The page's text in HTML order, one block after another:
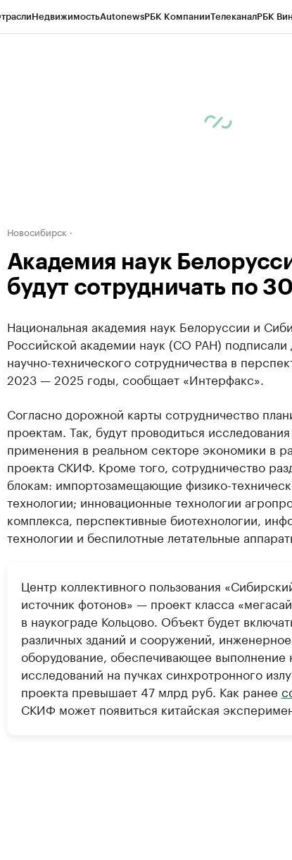
НедвижимостьAutonewsРБК КомпанииТелеканалРБК
Новосибирск
Академия наук
будут сотрудничать по
Национальная академия наук Белоруссии и
Российской академии наук (СО РАН)
научно-технического сотрудничества в
2023 — 2025 годы, сообщает «Интерфакс».
Согласно дорожной карты сотрудничество
проектам. Так, будут проводиться
применения в реальном секторе экономики в
проекта СКИФ. Кроме того, сотрудничество
блокам: импортозамещающие физико-
технологии; инновационные технологии
комплекса, перспективные биотехнологии,
технологии и беспилотные летательные
Центр коллективного пользования
источник фотонов» — проект класса
в наукограде Кольцово. Объект будет
различных зданий и сооружений,
оборудование, обеспечивающее выполнение
исследований на пучках синхротронного
проекта превышает 47 млрд руб. Как ранее
СКИФ может появиться китайская